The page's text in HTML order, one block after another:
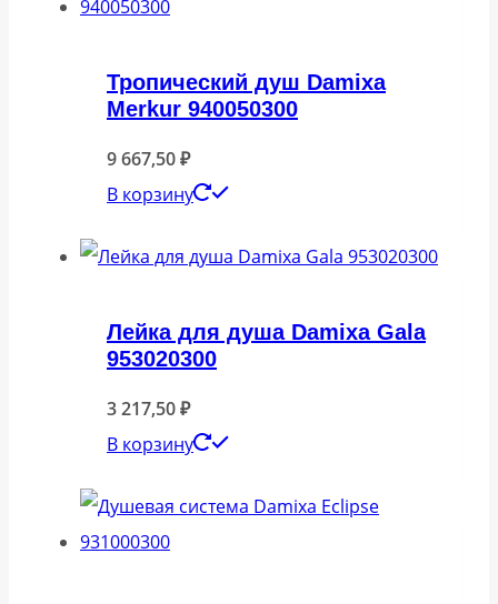
Тропический душ Damixa
Merkur 940050300
9 667,50₽
В корзину
Лейка для душа Damixa Gala
953020300
3 217,50₽
В корзину